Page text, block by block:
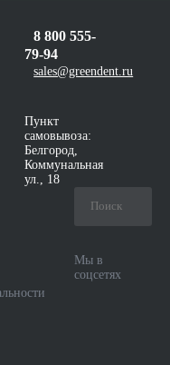
8 800 555-
79-94
sales@greendent.ru
Пункт
самовывоза:
Белгород,
Коммунальная
ул., 18
Мы в
соцсетях